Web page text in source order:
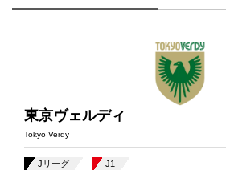
東京ヴェルディ
Tokyo Verdy
Jリーグ J1